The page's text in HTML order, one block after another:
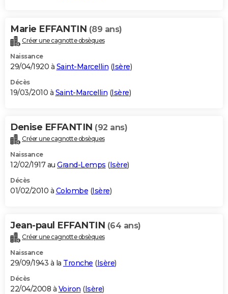
Marie EFFANTIN (89 ans)
Créer une cagnotte obsèques
Naissance
29/04/1920 à Saint-Marcellin (Isère)
Décès
19/03/2010 à Saint-Marcellin (Isère)
Denise EFFANTIN (92 ans)
Créer une cagnotte obsèques
Naissance
12/02/1917 au Grand-Lemps (Isère)
Décès
01/02/2010 à Colombe (Isère)
Jean-paul EFFANTIN (64 ans)
Créer une cagnotte obsèques
Naissance
29/09/1943 à la Tronche (Isère)
Décès
22/04/2008 à Voiron (Isère)